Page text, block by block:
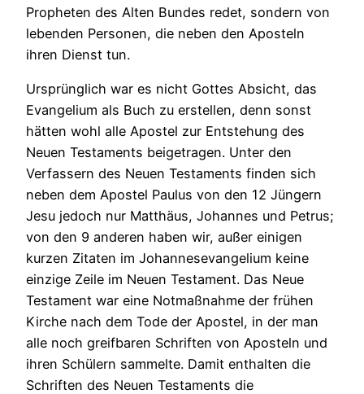
Propheten des Alten Bundes redet, sondern von
lebenden Personen, die neben den Aposteln
ihren Dienst tun.
Ursprünglich war es nicht Gottes Absicht, das
Evangelium als Buch zu erstellen, denn sonst
hätten wohl alle Apostel zur Entstehung des
Neuen Testaments beigetragen. Unter den
Verfassern des Neuen Testaments finden sich
neben dem Apostel Paulus von den 12 Jüngern
Jesu jedoch nur Matthäus, Johannes und Petrus;
von den 9 anderen haben wir, außer einigen
kurzen Zitaten im Johannesevangelium keine
einzige Zeile im Neuen Testament. Das Neue
Testament war eine Notmaßnahme der frühen
Kirche nach dem Tode der Apostel, in der man
alle noch greifbaren Schriften von Aposteln und
ihren Schülern sammelte. Damit enthalten die
Schriften des Neuen Testaments die